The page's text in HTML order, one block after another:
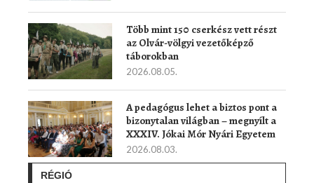
Több mint 150 cserkész vett részt
az Olvár-völgyi vezetőképző
táborokban
2026.08.05.
A pedagógus lehet a biztos pont a
bizonytalan világban – megnyílt a
XXXIV. Jókai Mór Nyári Egyetem
2026.08.03.
RÉGIÓ